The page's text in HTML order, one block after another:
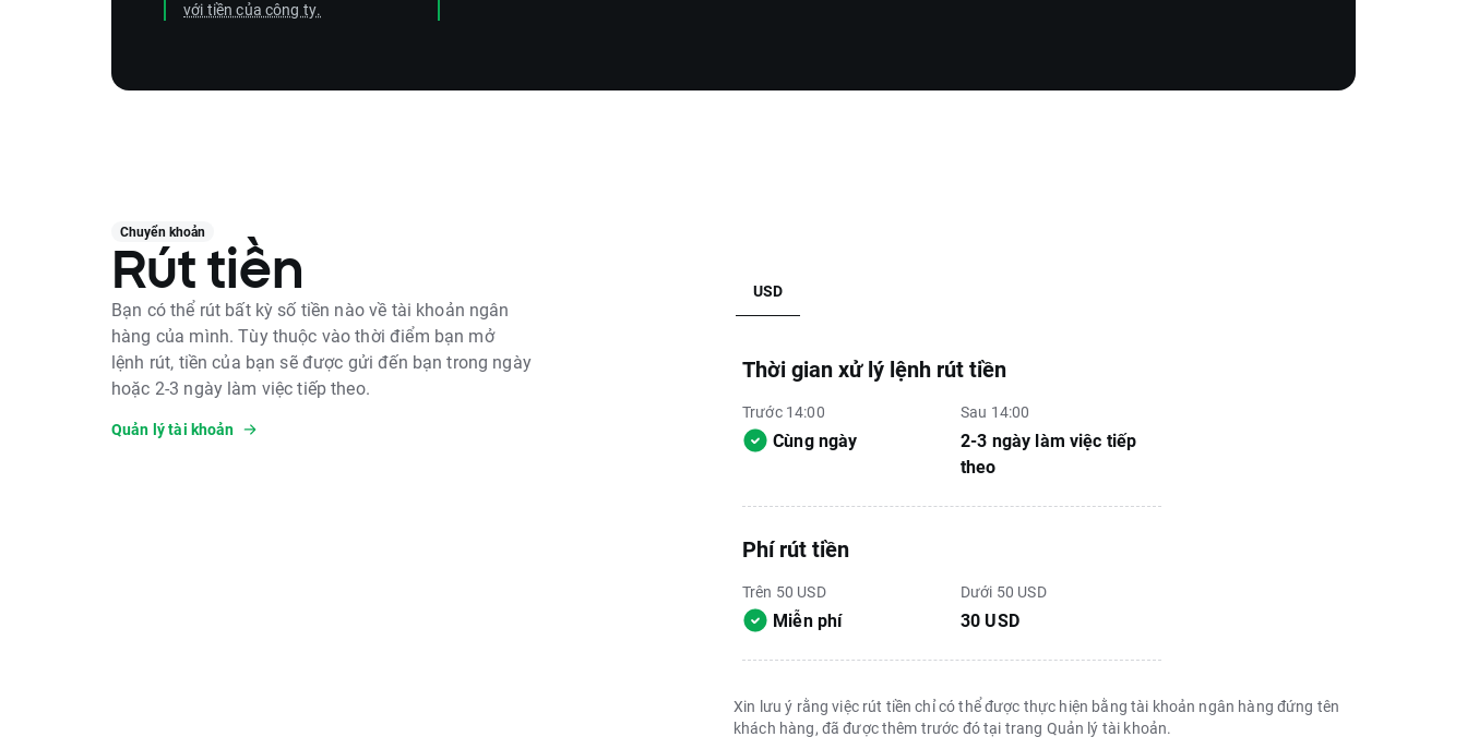
với tiền của công ty.
Chuyển khoản
Rút tiền
Bạn có thể rút bất kỳ số tiền nào về tài khoản ngân
hàng của mình. Tùy thuộc vào thời điểm bạn mở
lệnh rút, tiền của bạn sẽ được gửi đến bạn trong ngày
hoặc 2-3 ngày làm việc tiếp theo.
Quản lý tài khoản
USD
Thời gian xử lý lệnh rút tiền
Trước 14:00
Cùng ngày
Sau 14:00
2-3 ngày làm việc tiếp
theo
Phí rút tiền
Trên 50 USD
Miễn phí
Dưới 50 USD
30 USD
Xin lưu ý rằng việc rút tiền chỉ có thể được thực hiện bằng tài khoản ngân hàng đứng tên
khách hàng, đã được thêm trước đó tại trang Quản lý tài khoản.